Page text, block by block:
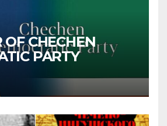
OF CHECHEN
PARTY